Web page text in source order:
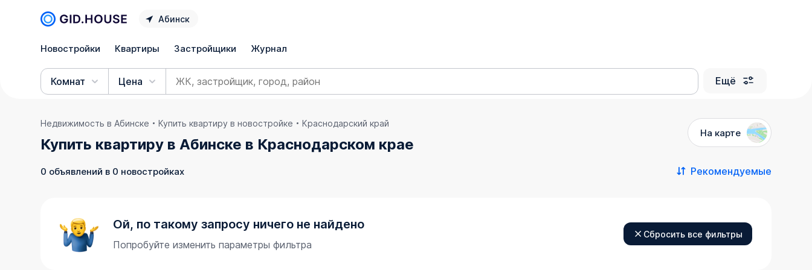
Абинск
Новостройки Квартиры Застройщики Журнал
Комнат Цена Ещё
Недвижимость в Абинске Купить квартиру в новостройке Краснодарский край
Купить квартиру в Абинске в Краснодарском крае
На карте
0 объявлений в 0 новостройках Рекомендуемые
Ой, по такому запросу ничего не найдено
Попробуйте изменить параметры фильтра
Сбросить все фильтры